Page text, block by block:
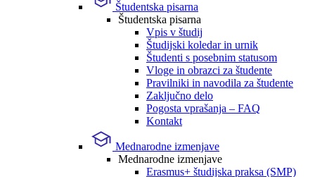
Študentska pisarna
Študentska pisarna
Vpis v študij
Študijski koledar in urnik
Študenti s posebnim statusom
Vloge in obrazci za študente
Pravilniki in navodila za študente
Zaključno delo
Pogosta vprašanja – FAQ
Kontakt
Mednarodne izmenjave
Mednarodne izmenjave
Erasmus+ študijska praksa (SMP)